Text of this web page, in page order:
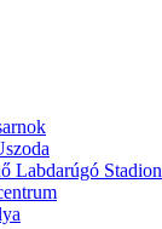
Labdarúgó Stadion